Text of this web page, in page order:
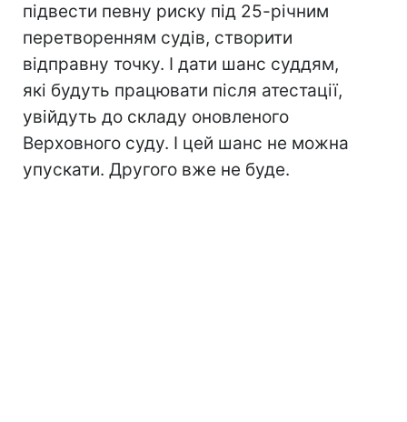
підвести певну риску під 25-річним
перетворенням судів, створити
відправну точку. І дати шанс суддям,
які будуть працювати після атестації,
увійдуть до складу оновленого
Верховного суду. І цей шанс не можна
упускати. Другого вже не буде.